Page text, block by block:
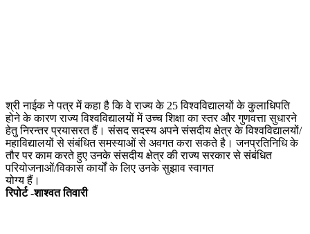
श्री नाईक ने पत्र में कहा है कि वे राज्य के 25 विश्वविद्यालयों के कुलाधिपति
होने के कारण राज्य विश्वविद्यालयों में उच्च शिक्षा का स्तर और गुणवत्ता सुधारने
हेतु निरन्तर प्रयासरत हैं। संसद सदस्य अपने संसदीय क्षेत्र के विश्वविद्यालयों/
महाविद्यालयों से संबंधित समस्याओं से अवगत करा सकते है। जनप्रतिनिधि के
तौर पर काम करते हुए उनके संसदीय क्षेत्र की राज्य सरकार से संबंधित
परियोजनाओं/विकास कार्यों के लिए उनके सुझाव स्वागत
योग्य हैं।
रिपोर्ट -शाश्वत तिवारी